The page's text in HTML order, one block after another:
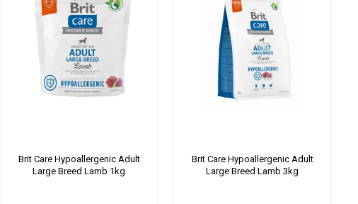
Brit Care Hypoallergenic Adult
Large Breed Lamb 1kg
Brit Care Hypoallergenic Adult
Large Breed Lamb 3kg